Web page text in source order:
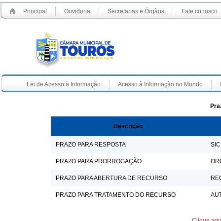
Principal Ouvidoria Secretarias e Órgãos Fale conosco
Lei de Acesso à Informação Acesso à Informação no Mundo
Descrição
PRAZO PARA RESPOSTA
PRAZO PARA PRORROGAÇÃO
PRAZO PARA ABERTURA DE RECURSO
PRAZO PARA TRATAMENTO DO RECURSO